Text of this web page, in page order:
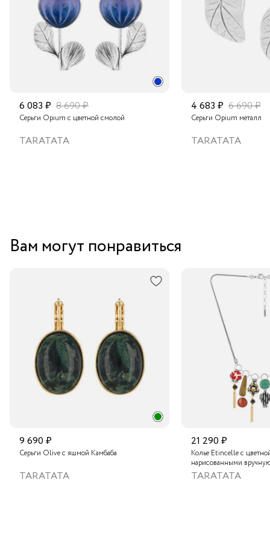
6 083 ₽ 8 690 ₽
Серьги Opium с цветной смолой
TARATATA
4 683 ₽ 6 690 ₽
Серьги Opium металл
TARATATA
Вам могут понравиться
9 690 ₽
Серьги Olive с яшмой Камбаба
TARATATA
21 290 ₽
Колье Etincelle с
нарисованными
слюдяным порошком,
стеклянными бусинам
TARATATA